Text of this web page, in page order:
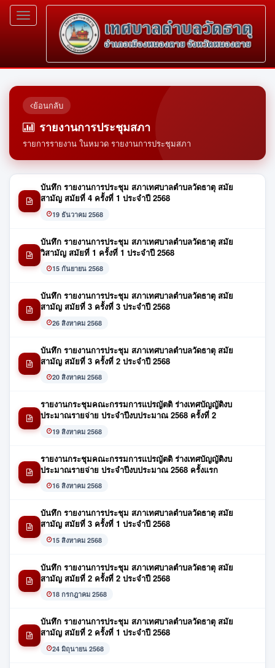
Toggle
navigation
ย้อนกลับ
รายงานการประชุมสภา
รายการรายงาน ในหมวด รายงานการประชุมสภา
บันทึก รายงานการประชุม สภาเทศบาลตำบลวัดธาตุ สมัย
สามัญ สมัยที่ 4 ครั้งที่ 1 ประจำปี 2568
19 ธันวาคม 2568
บันทึก รายงานการประชุม สภาเทศบาลตำบลวัดธาตุ สมัย
วิสามัญ สมัยที่ 1 ครั้งที่ 1 ประจำปี 2568
15 กันยายน 2568
บันทึก รายงานการประชุม สภาเทศบาลตำบลวัดธาตุ สมัย
สามัญ สมัยที่ 3 ครั้งที่ 3 ประจำปี 2568
26 สิงหาคม 2568
บันทึก รายงานการประชุม สภาเทศบาลตำบลวัดธาตุ สมัย
สามัญ สมัยที่ 3 ครั้งที่ 2 ประจำปี 2568
20 สิงหาคม 2568
รายงานกระชุมคณะกรรมการแปรญัตติ ร่างเทศบัญญัติงบ
ประมาณรายจ่าย ประจำปีงบประมาณ 2568 ครั้งที่ 2
19 สิงหาคม 2568
รายงานกระชุมคณะกรรมการแปรญัตติ ร่างเทศบัญญัติงบ
ประมาณรายจ่าย ประจำปีงบประมาณ 2568 ครั้งแรก
16 สิงหาคม 2568
บันทึก รายงานการประชุม สภาเทศบาลตำบลวัดธาตุ สมัย
สามัญ สมัยที่ 3 ครั้งที่ 1 ประจำปี 2568
15 สิงหาคม 2568
บันทึก รายงานการประชุม สภาเทศบาลตำบลวัดธาตุ สมัย
สามัญ สมัยที่ 2 ครั้งที่ 2 ประจำปี 2568
18 กรกฎาคม 2568
บันทึก รายงานการประชุม สภาเทศบาลตำบลวัดธาตุ สมัย
สามัญ สมัยที่ 2 ครั้งที่ 1 ประจำปี 2568
24 มิถุนายน 2568